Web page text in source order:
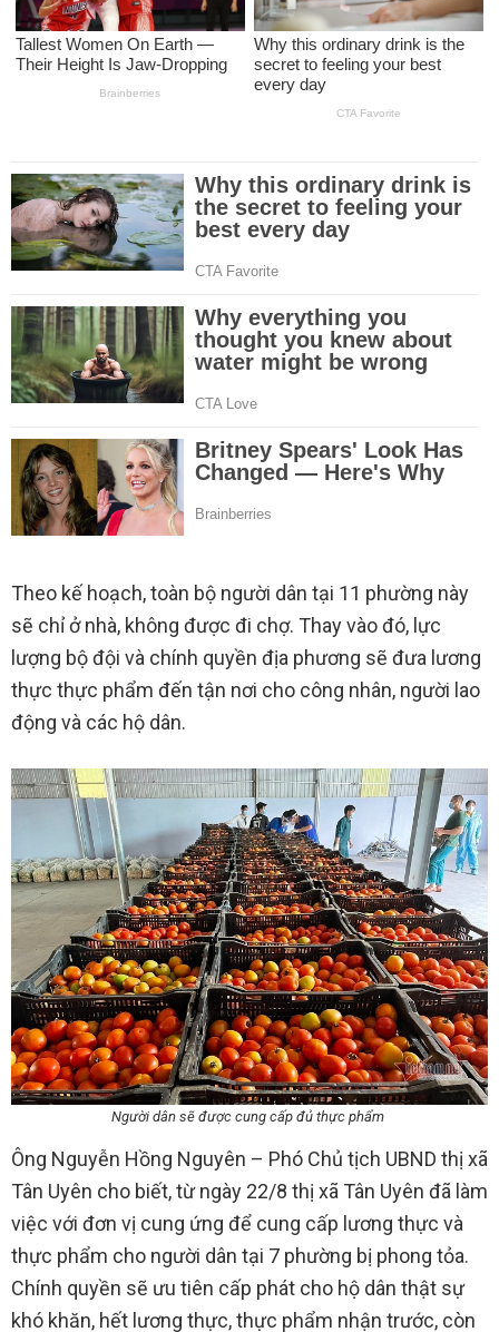
Theo kế hoạch, toàn bộ người dân tại 11 phường này
sẽ chỉ ở nhà, không được đi chợ. Thay vào đó, lực
lượng bộ đội và chính quyền địa phương sẽ đưa lương
thực thực phẩm đến tận nơi cho công nhân, người lao
động và các hộ dân.
Người dân sẽ được cung cấp đủ thực phẩm
Ông Nguyễn Hồng Nguyên – Phó Chủ tịch UBND thị xã
Tân Uyên cho biết, từ ngày 22/8 thị xã Tân Uyên đã làm
việc với đơn vị cung ứng để cung cấp lương thực và
thực phẩm cho người dân tại 7 phường bị phong tỏa.
Chính quyền sẽ ưu tiên cấp phát cho hộ dân thật sự
khó khăn, hết lương thực, thực phẩm nhận trước, còn